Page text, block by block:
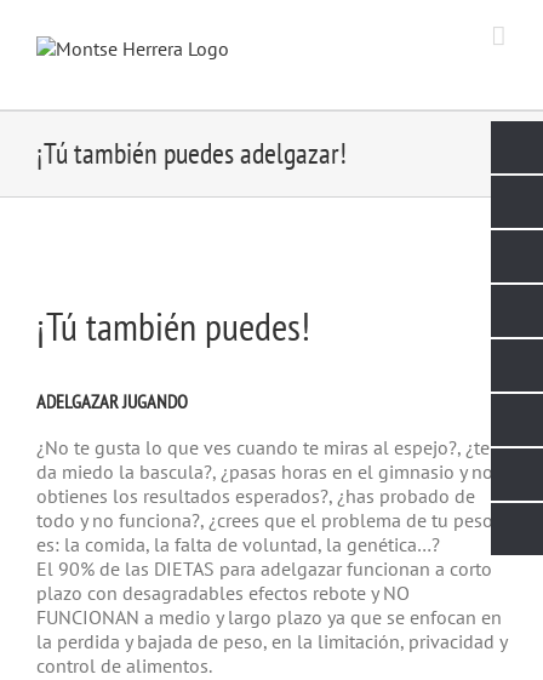
content
¡Tú también puedes adelgazar!
¡Tú también puedes!
ADELGAZAR JUGANDO
¿No te gusta lo que ves cuando te miras al espejo?, ¿te
da miedo la bascula?, ¿pasas horas en el gimnasio y no
obtienes los resultados esperados?, ¿has probado de
todo y no funciona?, ¿crees que el problema de tu peso
es: la comida, la falta de voluntad, la genética…?
El 90% de las DIETAS para adelgazar funcionan a corto
plazo con desagradables efectos rebote y NO
FUNCIONAN a medio y largo plazo ya que se enfocan en
la perdida y bajada de peso, en la limitación, privacidad y
control de alimentos.